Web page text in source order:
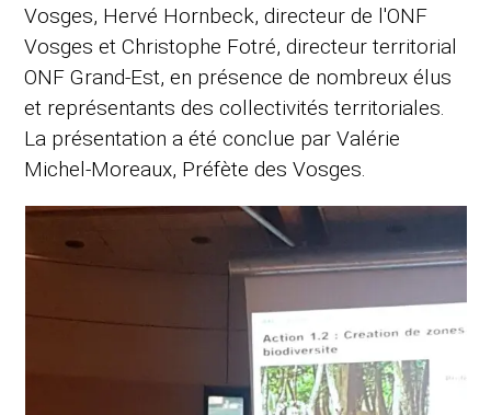
Vosges, Hervé Hornbeck, directeur de l'ONF
Vosges et Christophe Fotré, directeur territorial
ONF Grand-Est, en présence de nombreux élus
et représentants des collectivités territoriales.
La présentation a été conclue par Valérie
Michel-Moreaux, Préfète des Vosges.